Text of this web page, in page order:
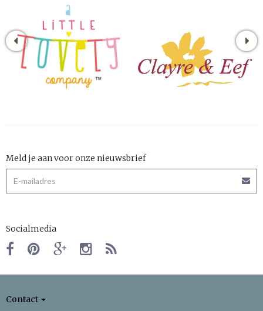
Meld je aan voor onze nieuwsbrief
Socialmedia
Contact